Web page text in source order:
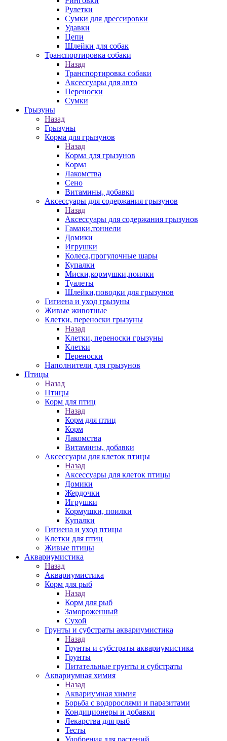
Рулетки
Сумки для дрессировки
Удавки
Цепи
Шлейки для собак
Транспортировка собаки
Назад
Транспортировка собаки
Аксессуары для авто
Переноски
Сумки
Грызуны
Назад
Грызуны
Корма для грызунов
Назад
Корма для грызунов
Корма
Лакомства
Сено
Витамины, добавки
Аксессуары для содержания грызунов
Назад
Аксессуары для содержания грызунов
Гамаки,тоннели
Домики
Игрушки
Колеса,прогулочные шары
Купалки
Миски,кормушки,поилки
Туалеты
Шлейки,поводки для грызунов
Гигиена и уход грызуны
Живые животные
Клетки, переноски грызуны
Назад
Клетки, переноски грызуны
Клетки
Переноски
Наполнители для грызунов
Птицы
Назад
Птицы
Корм для птиц
Назад
Корм для птиц
Корм
Лакомства
Витамины, добавки
Аксессуары для клеток птицы
Назад
Аксессуары для клеток птицы
Домики
Жердочки
Игрушки
Кормушки, поилки
Купалки
Гигиена и уход птицы
Клетки для птиц
Живые птицы
Аквариумистика
Назад
Аквариумистика
Корм для рыб
Назад
Корм для рыб
Замороженный
Сухой
Грунты и субстраты аквариумистика
Назад
Грунты и субстраты аквариумистика
Грунты
Питательные грунты и субстраты
Аквариумная химия
Назад
Аквариумная химия
Борьба с водорослями и паразитами
Кондиционеры и добавки
Лекарства для рыб
Тесты
Удобрения для растений